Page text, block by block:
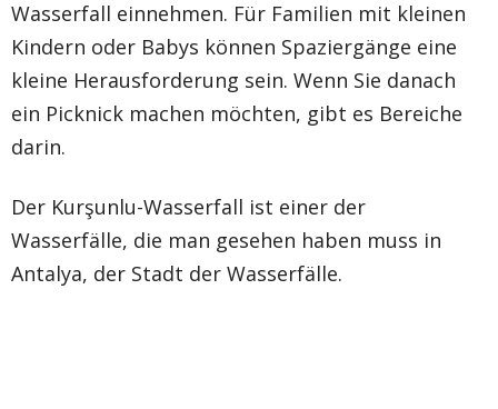
Wasserfall einnehmen. Für Familien mit kleinen
Kindern oder Babys können Spaziergänge eine
kleine Herausforderung sein. Wenn Sie danach
ein Picknick machen möchten, gibt es Bereiche
darin.
Der Kurşunlu-Wasserfall ist einer der
Wasserfälle, die man gesehen haben muss in
Antalya, der Stadt der Wasserfälle.